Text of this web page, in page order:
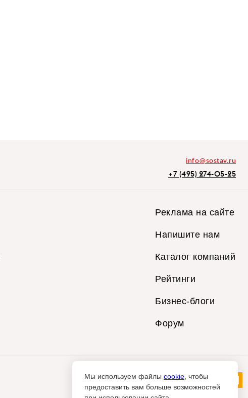
info@sostav.ru
+7 (495) 274-05-25
Реклама на сайте
Напишите нам
Каталог компаний
Рейтинги
Бизнес-блоги
Форум
Мы используем файлы cookie , чтобы
предоставить вам больше возможностей